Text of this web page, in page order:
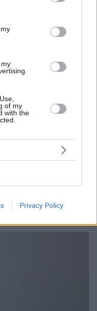
its third-party tags to
in below Google
of my
with the
Privacy Policy